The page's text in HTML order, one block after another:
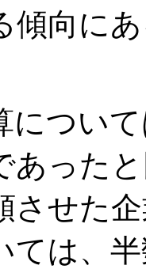
傾向に
につい
あった
させた
ては、